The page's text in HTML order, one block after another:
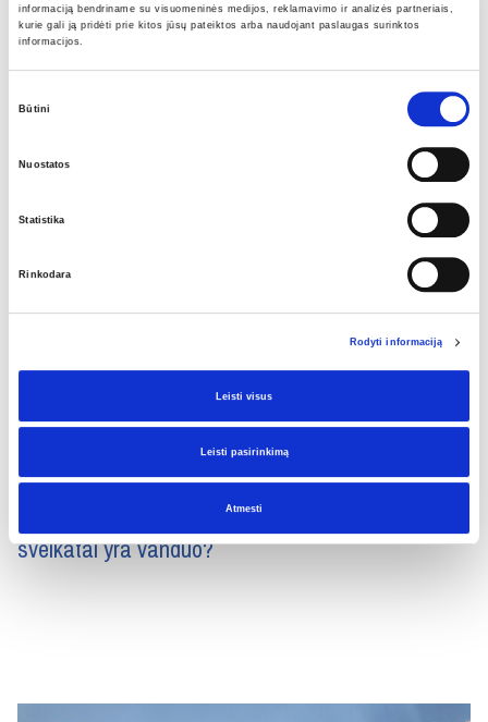
informaciją bendriname su visuomeninės medijos, reklamavimo ir analizės partneriais,
kurie gali ją pridėti prie kitos jūsų pateiktos arba naudojant paslaugas surinktos
informacijos.
Būtini
Nuostatos
Statistika
Rinkodara
Rodyti informaciją
Leisti visus
Leisti pasirinkimą
Atmesti
2023-04-07
Vandens nauda Jūsų
organizmui
Ar kada pagalvojote, koks svarbus, nepakeičiamas
ir gyvybiškai reikalingas mūsų gyvenimui ir
sveikatai yra vanduo?